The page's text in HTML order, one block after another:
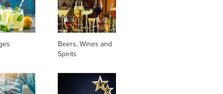
Beers, Wines and
Spirits